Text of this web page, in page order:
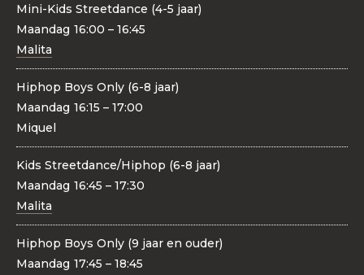
Maandag 16:00 – 16:45
Mini-Kids Streetdance (4-5 jaar)
Malita
Maandag 16:15 – 17:00
Hiphop Boys Only (6-8 jaar)
Miquel
Maandag 16:45 – 17:30
Kids Streetdance/Hiphop (6-8 jaar)
Malita
Maandag 17:45 – 18:45
Hiphop Boys Only (9 jaar en ouder)